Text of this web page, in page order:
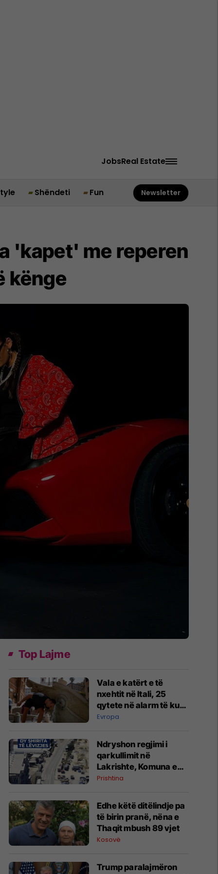
JobsReal Estate
Shëndeti Fun Newsletter
'kapet' me reperen
kënge
Top Lajme
Vala e katërt e të
nxehtit në Itali, 25
qytete në alarm të kuq
- probleme me
Evropa
Ndryshon regjimi i
qarkullimit në
Lakrishte, Komuna e
Prishtinës ofron
Prishtina
Edhe këtë ditëlindje pa
të birin pranë, nëna e
Thaqit mbush 89 vjet
Kosovë
Trump paralajmëron